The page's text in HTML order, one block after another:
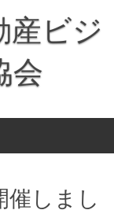
産ビジ
会
催しまし